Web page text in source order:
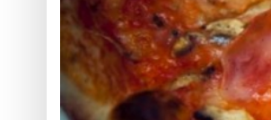
РОЗБІР АСТРОЛОГА І КЕРУЮЧОГО БАРОМ